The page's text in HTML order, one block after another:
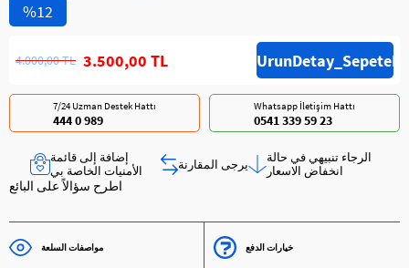
12
4.000,00 TL 3.500,00 TL
Whatsapp İletişim Hattı
0541 339 59 23
7/24 Uzman Destek Hattı
444 0 989
إضافة إلى قائمة
الأمنيات الخاصة بي
يرجى المقارنة
الرجاء تنبيهي في حالة
انخفاض الاسعار
اطرح سؤالاً على البائع
مواصفات السلعة خيارات الدفع